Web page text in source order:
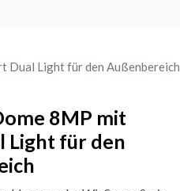
Dual Light für den Außenbereich
8MP mit
Light für den